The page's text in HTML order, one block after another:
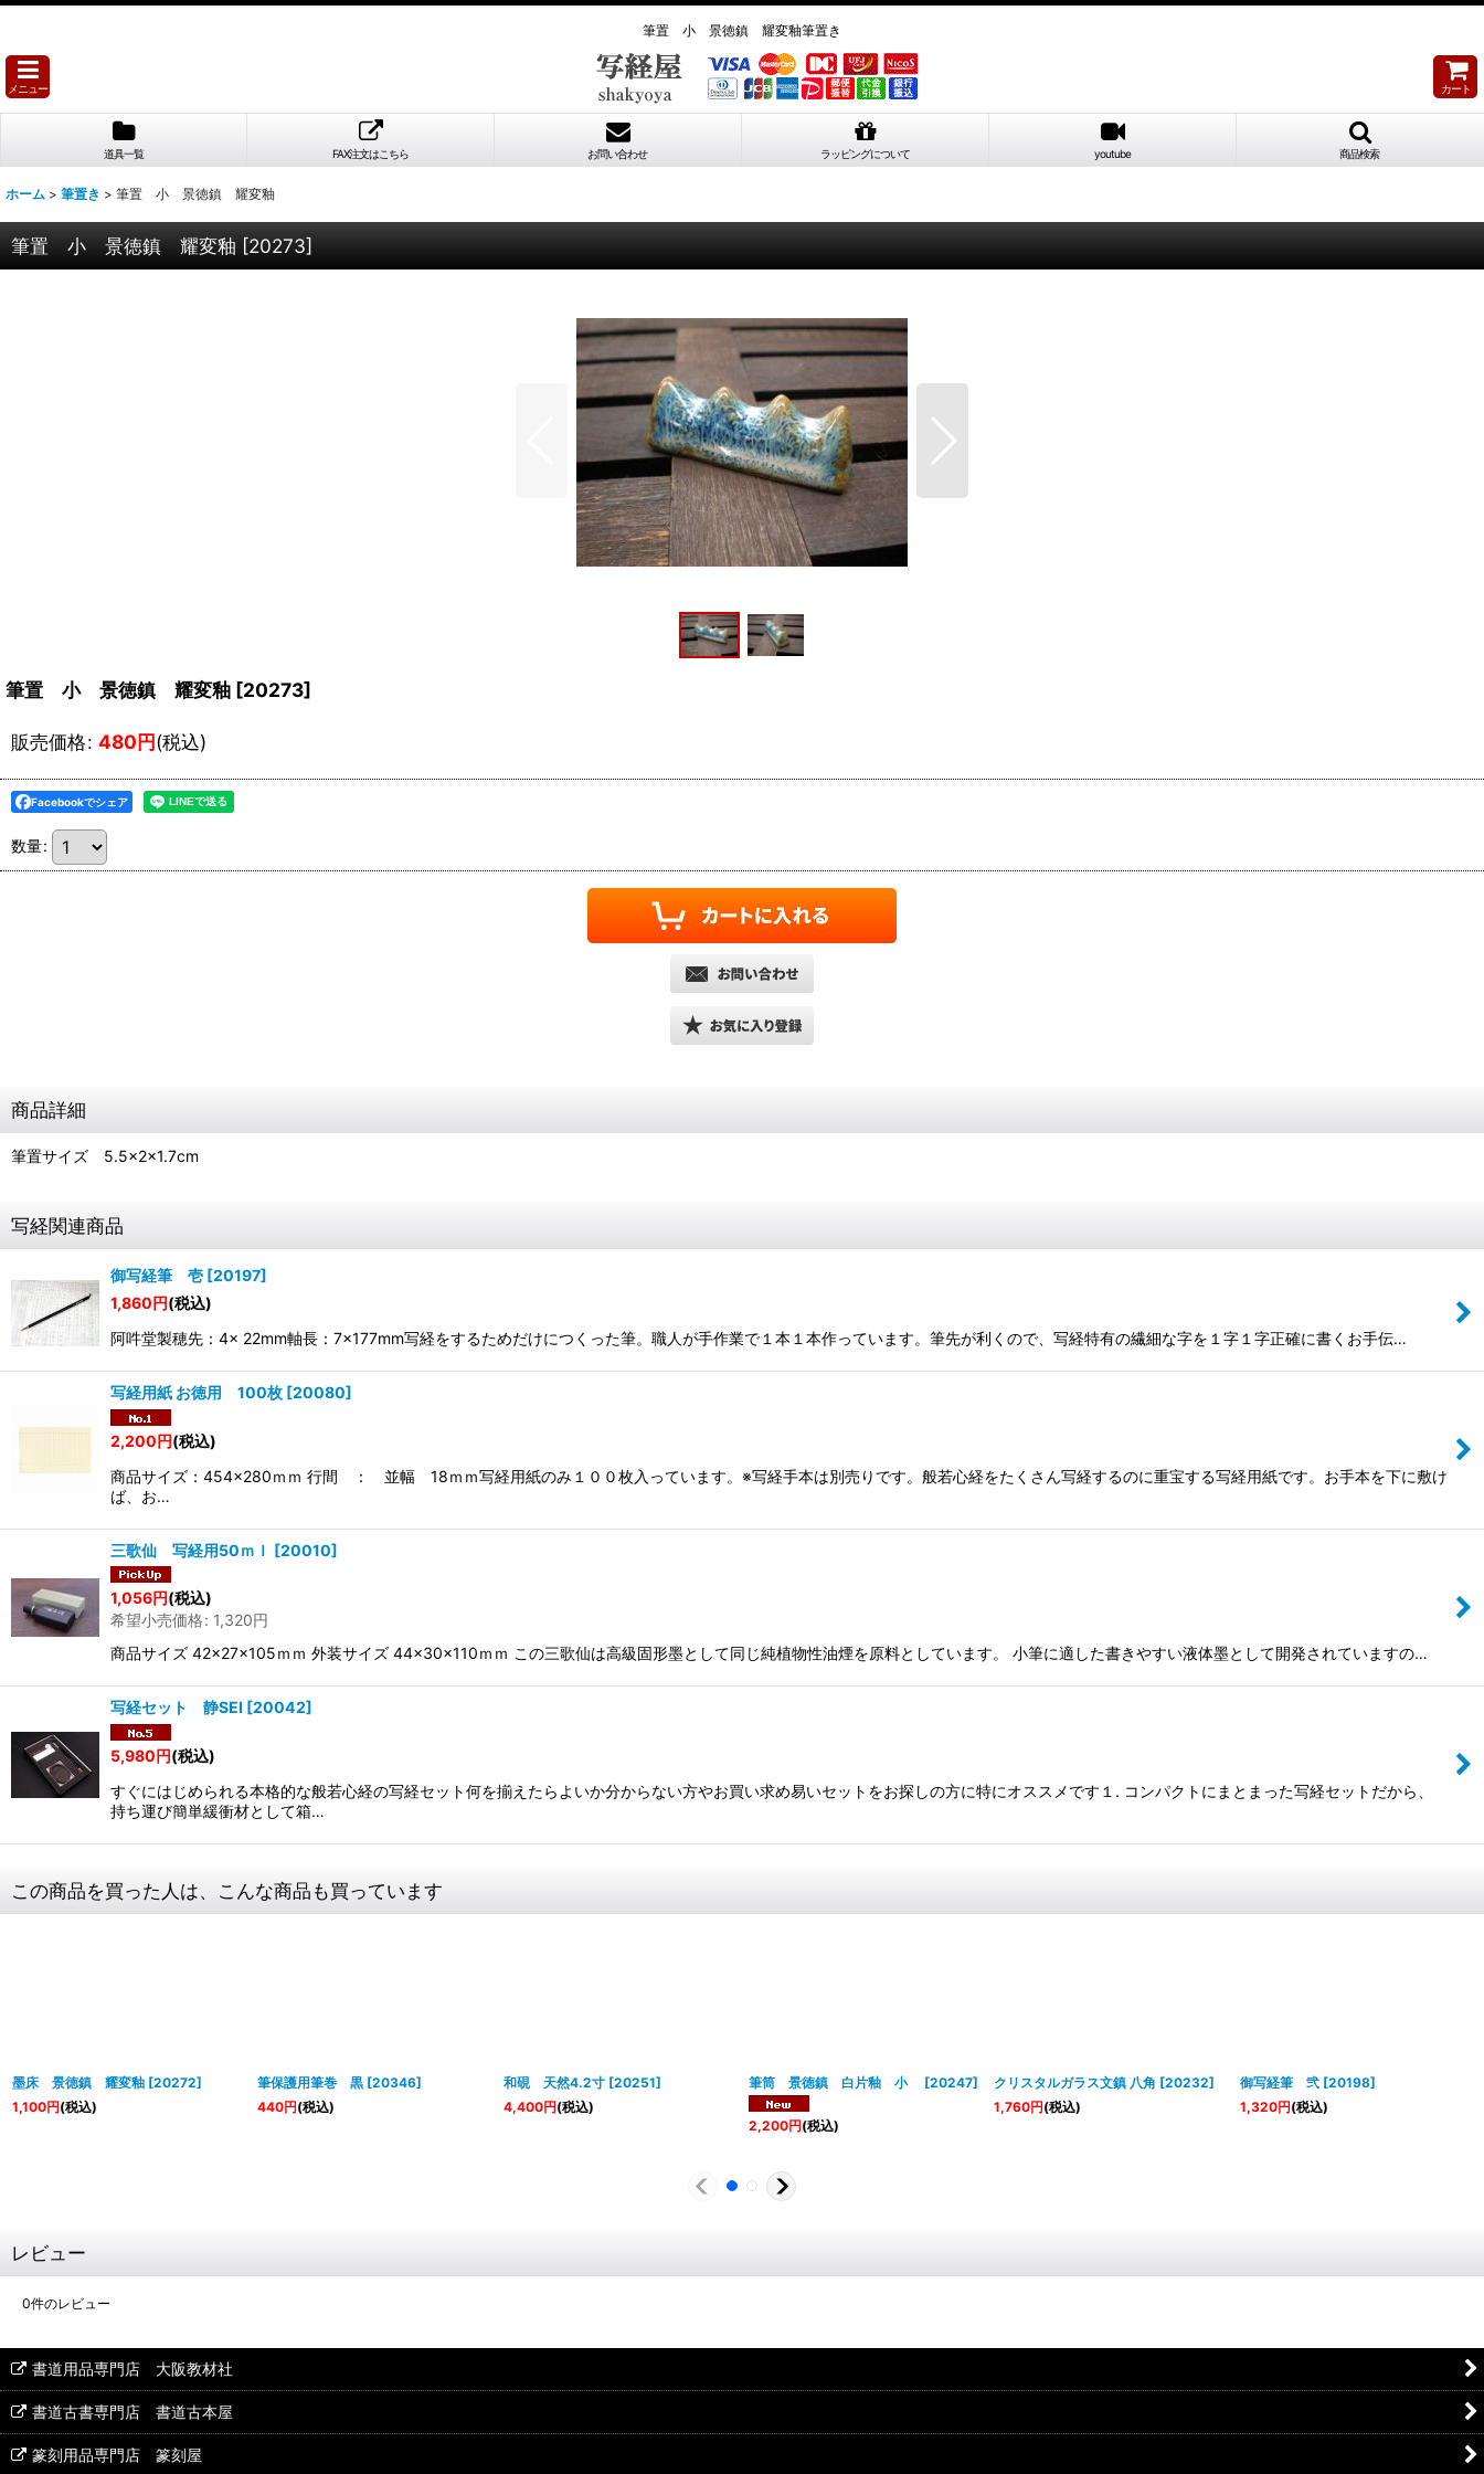
筆置 小 景徳鎮 耀変釉筆置き
メニュー カート
道具一覧 FAX注文はこちら お問い合わせ ラッピングについて youtube 商品検索
ホーム > 筆置き > 筆置 小 景徳鎮 耀変釉
筆置 小 景徳鎮 耀変釉 [20273]
筆置 小 景徳鎮 耀変釉 [20273]
販売価格: 480円(税込)
Facebookでシェア
数量:
商品詳細
筆置サイズ 5.5×2×1.7cm
写経関連商品
御写経筆 壱 [20197]
1,860円(税込)
阿吽堂製穂先：4× 22mm軸長：7×177mm写経をするためだけにつくった筆。職人が手作業で１本１本作っています。筆先が利くので、写経特有の繊細な字を１字１字正確に書くお手伝…
写経用紙 お徳用 100枚 [20080]
2,200円(税込)
商品サイズ：454×280ｍｍ 行間 ： 並幅 18ｍｍ写経用紙のみ１００枚入っています。※写経手本は別売りです。般若心経をたくさん写経するのに重宝する写経用紙です。お手本を下に敷け
ば、お…
三歌仙 写経用50ｍｌ [20010]
1,056円(税込)
希望小売価格: 1,320円
商品サイズ 42×27×105ｍｍ 外装サイズ 44×30×110ｍｍ この三歌仙は高級固形墨として同じ純植物性油煙を原料としています。 小筆に適した書きやすい液体墨として開発されていますの…
写経セット 静SEI [20042]
5,980円(税込)
すぐにはじめられる本格的な般若心経の写経セット何を揃えたらよいか分からない方やお買い求め易いセットをお探しの方に特にオススメです１. コンパクトにまとまった写経セットだから、
持ち運び簡単緩衝材として箱…
この商品を買った人は、こんな商品も買っています
墨床 景徳鎮 耀変釉 [20272]
1,100円(税込)
筆保護用筆巻 黒 [20346]
440円(税込)
和硯 天然4.2寸 [20251]
4,400円(税込)
筆筒 景徳鎮 白片釉 小 [20247]
2,200円(税込)
クリスタルガラス文鎮 八角 [20232]
1,760円(税込)
御写経筆 弐 [20198]
1,320円(税込)
レビュー
0件のレビュー
書道用品専門店 大阪教材社
書道古書専門店 書道古本屋
篆刻用品専門店 篆刻屋